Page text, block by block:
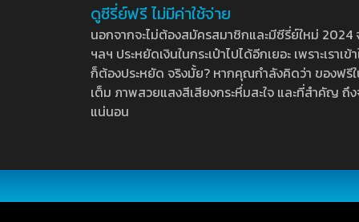
ดูซีรี่ย์ฟรี ไม่มีค่าใช้จ่าย
นอกจากจะไม่ต้องสมัครสมาชิกและมีซีรี่ย์ใหม่
ฯลฯ ประหยัดเงินในกระเป๋าไปได้อีกเยอะ เพราะเร
ก็ต้องประหยัด จริงมั้ย? หากคุณกำลังคิดว่า ของฟ
เต็ม ภาพสวยแสงสีเสียงกระหึ่มสะใจ และที่สำคัญ
แน่นอน